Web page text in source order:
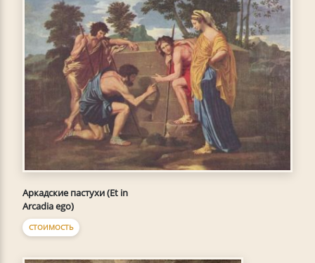
Аркадские пастухи (Et in
Arcadia ego)
СТОИМОСТЬ